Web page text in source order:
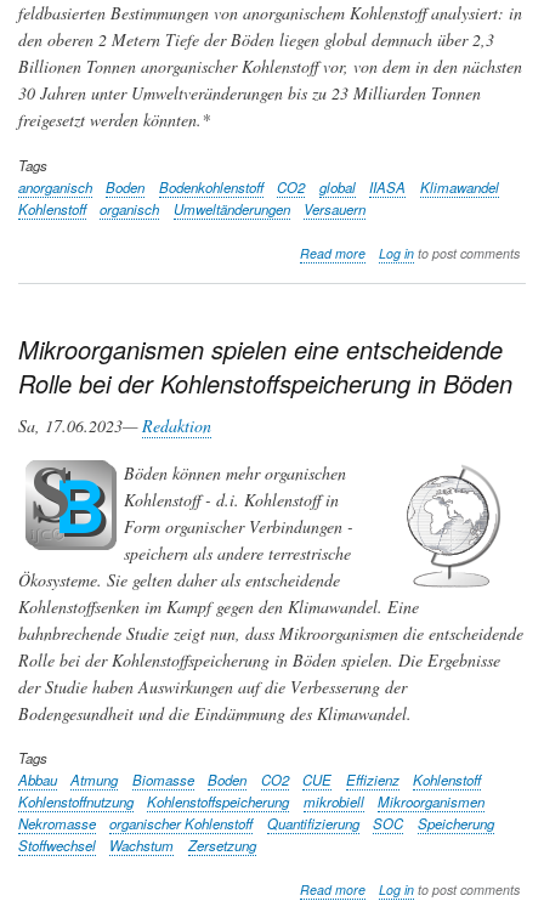
feldbasierten Bestimmungen von anorganischem Kohlenstoff analysiert: in
den oberen 2 Metern Tiefe der Böden liegen global demnach über 2,3
Billionen Tonnen anorganischer Kohlenstoff vor, von dem in den nächsten
30 Jahren unter Umweltveränderungen bis zu 23 Milliarden Tonnen
freigesetzt werden könnten.*
Tags
anorganisch
Boden Bodenkohlenstoff CO2 global IIASA
Klimawandel
Kohlenstoff
organisch Umweltänderungen Versauern
Read moreabout
Kohlenstoff
Boden,
Umweltveränderungen
freigesetzt
Log into post comments
Mikroorganismen spielen eine entscheidende
Rolle bei der Kohlenstoffspeicherung in Böden
Sa, 17.06.2023— Redaktion
Böden können mehr organischen
Kohlenstoff - d.i. Kohlenstoff in
Form organischer Verbindungen -
speichern als andere terrestrische
Ökosysteme. Sie gelten daher als entscheidende
Kohlenstoffsenken im Kampf gegen den Klimawandel. Eine
bahnbrechende Studie zeigt nun, dass Mikroorganismen die entscheidende
Rolle bei der Kohlenstoffspeicherung in Böden spielen. Die Ergebnisse
der Studie haben Auswirkungen auf die Verbesserung der
Bodengesundheit und die Eindämmung des Klimawandel.
Tags
Abbau
Atmung Biomasse Boden CO2 CUE Effizienz
Kohlenstoff
Kohlenstoffnutzung
Kohlenstoffspeicherung mikrobiell
Mikroorganismen
Nekromasse
organischer Kohlenstoff Quantifizierung SOC
Speicherung
Stoffwechsel
Wachstum Zersetzung
Read moreabout
Log into post comments